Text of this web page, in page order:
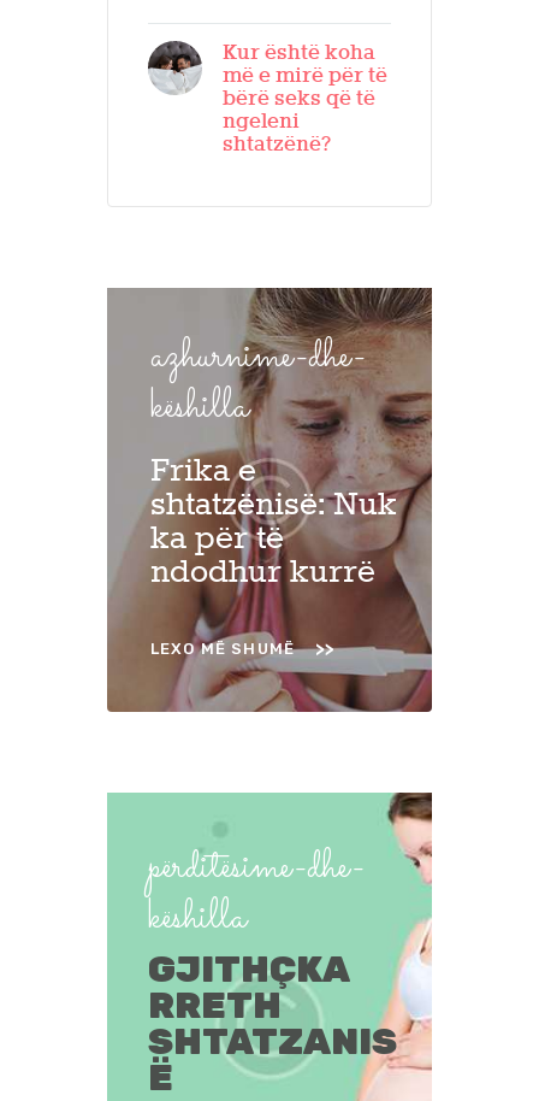
Kur është koha
më e mirë për të
bërë seks që të
ngeleni
shtatzënë?
azhurnime-dhe-
këshilla
Frika e
shtatzënisë: Nuk
ka për të
ndodhur kurrë
LEXO MË SHUMË
përditësime-dhe-
këshilla
GJITHÇKA
RRETH
SHTATZANIS
Ë